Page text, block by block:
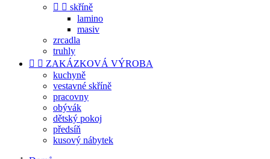
  skříně
lamino
masiv
zrcadla
truhly
  ZAKÁZKOVÁ VÝROBA
kuchyně
vestavné skříně
pracovny
obývák
dětský pokoj
předsíň
kusový nábytek